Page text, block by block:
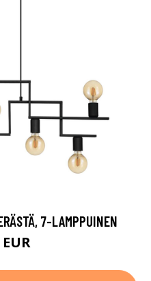
7-LAMPPUINEN